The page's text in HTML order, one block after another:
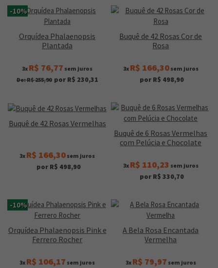
-10%
Orquídea Phalaenopsis
Plantada
3x R$ 76,77 sem juros
De: R$ 255,90 por R$ 230,31
Buquê de 42 Rosas Cor de
Rosa
3x R$ 166,30sem juros
por R$ 498,90
Buquê de 42 Rosas Vermelhas
3x R$ 166,30 sem juros
por R$ 498,90
Buquê de 6 Rosas Vermelhas
com Pelúcia e Chocolate
3x R$ 110,23 sem juros
por R$ 330,70
-10%
Orquídea Phalaenopsis Pink e
Ferrero Rocher
3x R$ 106,17 sem juros
A Bela Rosa Encantada
Vermelha
3x R$ 79,97 sem juros